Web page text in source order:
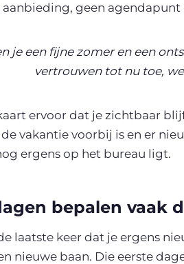
aanbieding, geen
je een fijne zomer en een
vertrouwen tot nu toe,
ervoor dat je zichtbaar
vakantie voorbij is en er
ergens op het bureau ligt.
bepalen vaak
laatste keer dat je ergens
nieuwe baan. Die eerste